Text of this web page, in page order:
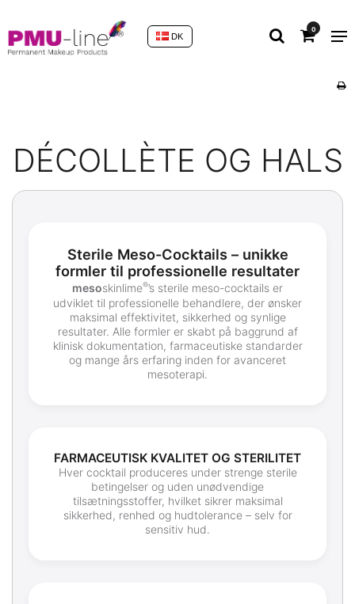
0
DK
DÉCOLLÈTE OG HALS
Sterile Meso-Cocktails – unikke
formler til professionelle resultater
mesoskinlime®’s sterile meso-cocktails er
udviklet til professionelle behandlere, der ønsker
maksimal effektivitet, sikkerhed og synlige
resultater. Alle formler er skabt på baggrund af
klinisk dokumentation, farmaceutiske standarder
og mange års erfaring inden for avanceret
mesoterapi.
FARMACEUTISK KVALITET OG STERILITET
Hver cocktail produceres under strenge sterile
betingelser og uden unødvendige
tilsætningsstoffer, hvilket sikrer maksimal
sikkerhed, renhed og hudtolerance – selv for
sensitiv hud.